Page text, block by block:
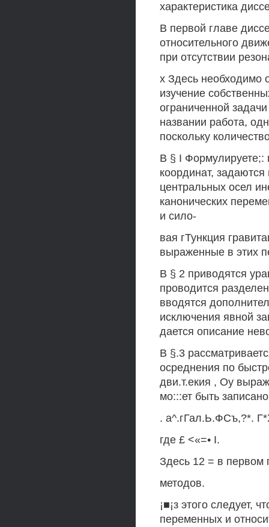
характеристика
В первой главе
относительного
при отсутствии
х Здесь необходимо
изучение
ограниченной
названии работа,
поскольку
В § I Формулируете;:
координат,
центральных осел
канонических
и сило-
вая гТункция
выраженные в этих
В § 2 приводятся
проводится
вводятся
исключения явной
дается описание
В §.3
осреднения по
дви.т.екия , Оу
мо:::ет быть
. а^.гГал.Ь.ФСъ,?*.
где £ <«=• I.
Здесь 12 = в первом
методов.
¡■¡з этого следует,
переменных и